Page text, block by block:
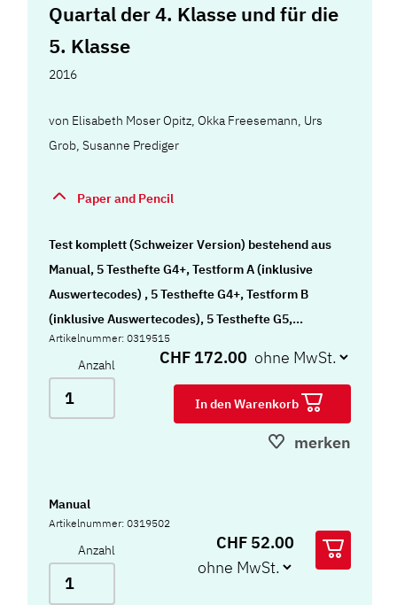
Quartal der 4. Klasse und für die
5. Klasse
2016
von Elisabeth Moser Opitz,Okka Freesemann, Urs
Grob,Susanne Prediger
Paper and Pencil
Test komplett (Schweizer Version) bestehend aus
Manual, 5 Testhefte G4+, Testform A (inklusive
Auswertecodes) , 5 Testhefte G4+, Testform B
(inklusive Auswertecodes), 5 Testhefte G5,
Testform A (inklusive Auswertecodes), 5 Testhefte
G5, Testform B (inklusive Auswertecodes), 5
Auswertungsbogen G4+ (viertes Quartal 4. Klasse)
Testform A, 5 Auswertungsbogen G4+ (viertes
Quartal 4. Klasse) Testform B, 5 Auswertungsbogen
Testform B, 5 Auswertungsbogen G5 (viertes
Quartal 5. Klasse) Testform A, 5 Auswertungsbogen
G5 (viertes Quartal, 5. Klasse) Testform B,
Auswertevorlage Testform A, Auswertevorlage
Artikelnummer: 0319515
Anzahl CHF 172.00
In den Warenkorb
merken
Manual
Artikelnummer: 0319502
Anzahl CHF 52.00